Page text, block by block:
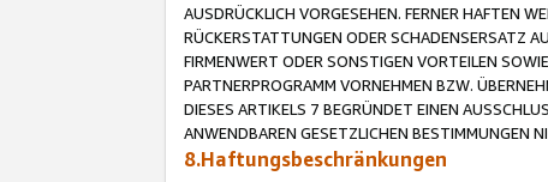
AUSDRÜCKLICH VORGESEHEN. FERNER HAFTEN
RÜCKERSTATTUNGEN ODER SCHADENSERSATZ
FIRMENWERT ODER SONSTIGEN VORTEILEN
PARTNERPROGRAMM VORNEHMEN BZW.
DIESES ARTIKELS 7 BEGRÜNDET EINEN
ANWENDBAREN GESETZLICHEN BESTIMMUNGEN
8.Haftungsbeschränkungen